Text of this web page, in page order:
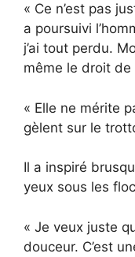
« Ce n’est pas
a poursuivi
j’ai tout perdu.
même le droit de
« Elle ne mérite
gèlent sur le
Il a inspiré
yeux sous les
« Je veux juste
douceur. C’est